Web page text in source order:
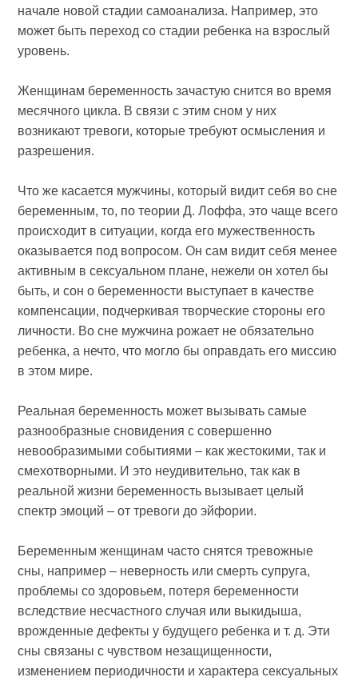
начале новой стадии самоанализа. Например, это
может быть переход со стадии ребенка на взрослый
уровень.
Женщинам беременность зачастую снится во время
месячного цикла. В связи с этим сном у них
возникают тревоги, которые требуют осмысления и
разрешения.
Что же касается мужчины, который видит себя во сне
беременным, то, по теории Д. Лоффа, это чаще всего
происходит в ситуации, когда его мужественность
оказывается под вопросом. Он сам видит себя менее
активным в сексуальном плане, нежели он хотел бы
быть, и сон о беременности выступает в качестве
компенсации, подчеркивая творческие стороны его
личности. Во сне мужчина рожает не обязательно
ребенка, а нечто, что могло бы оправдать его миссию
в этом мире.
Реальная беременность может вызывать самые
разнообразные сновидения с совершенно
невообразимыми событиями – как жестокими, так и
смехотворными. И это неудивительно, так как в
реальной жизни беременность вызывает целый
спектр эмоций – от тревоги до эйфории.
Беременным женщинам часто снятся тревожные
сны, например – неверность или смерть супруга,
проблемы со здоровьем, потеря беременности
вследствие несчастного случая или выкидыша,
врожденные дефекты у будущего ребенка и т. д. Эти
сны связаны с чувством незащищенности,
изменением периодичности и характера сексуальных